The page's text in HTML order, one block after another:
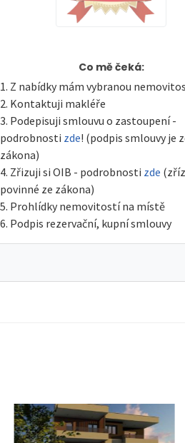
Co mě čeká:
Z nabídky mám vybranou
Kontaktuji makléře
Podepisuji smlouvu o zastoupení -
podrobnosti zde! (podpis smlouvy je
zákona)
Zřizuji si OIB - podrobnosti zde
povinné ze zákona)
Prohlídky nemovitostí na místě
Podpis rezervační, kupní smlouvy